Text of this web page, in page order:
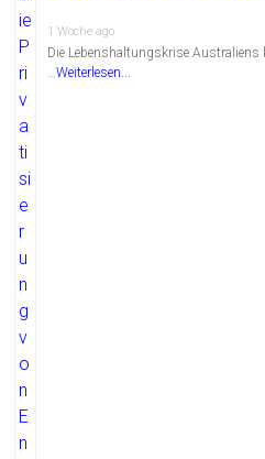
1 Woche ago
Die Lebenshaltungskrise Australiens
…Weiterlesen...